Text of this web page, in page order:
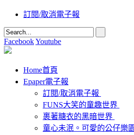
訂閱/取消電子報
FacebookYoutube
Home首頁
Epaper電子報
訂閱/取消電子報
FUNS大笑的童趣世界
裹著糖衣的黑暗世界
童心未泯。可愛的公仔樂園